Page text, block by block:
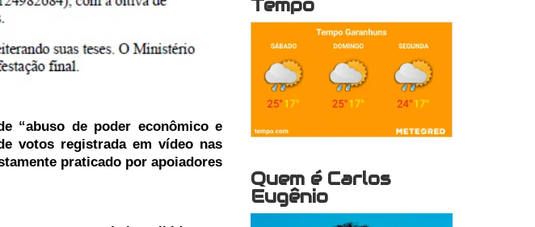
“abuso de poder econômico e
votos registrada em vídeo nas
praticado por apoiadores
Tempo
Quem é Carlos
Eugênio